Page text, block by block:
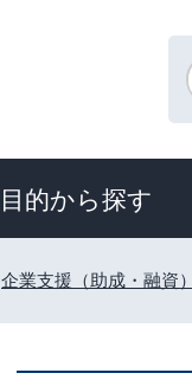
目的から探す
企業支援（助成・融資）